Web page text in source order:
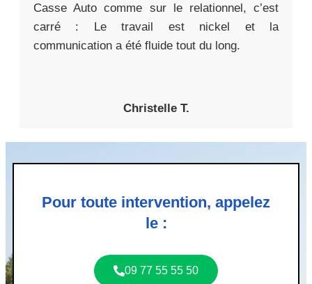
Casse Auto comme sur le relationnel, c’est
carré : Le travail est nickel et la
communication a été fluide tout du long.
Christelle T.
Pour toute intervention, appelez
le :
09 77 55 55 50